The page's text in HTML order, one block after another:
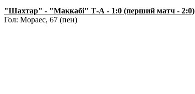
"Шахтар" - "Маккабі" Т-А - 1:0 (перший матч - 2:0)
Гол: Мораес, 67 (пен)